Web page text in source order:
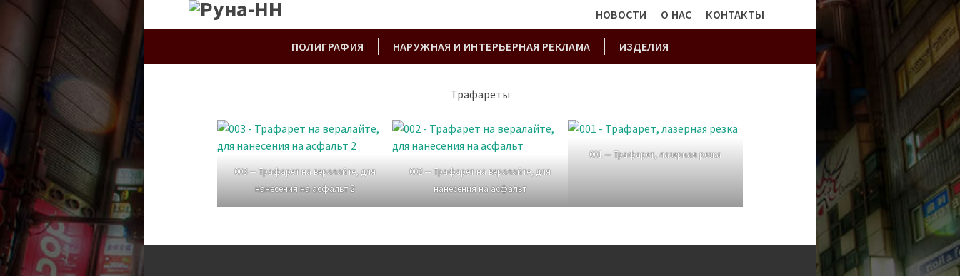
НОВОСТИ О НАС КОНТАКТЫ
ПОЛИГРАФИЯ НАРУЖНАЯ И ИНТЕРЬЕРНАЯ РЕКЛАМА ИЗДЕЛИЯ
Трафареты
003 — Трафарет на вералайте, для
нанесения на асфальт 2
002 — Трафарет на вералайте, для
нанесения на асфальт
001 — Трафарет, лазерная резка